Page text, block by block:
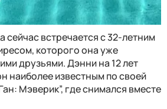
сейчас встречается с 32-летним
которого она уже
друзьями. Дэнни на 12 лет
наиболее известным по своей
Мэверик”, где снимался вместе